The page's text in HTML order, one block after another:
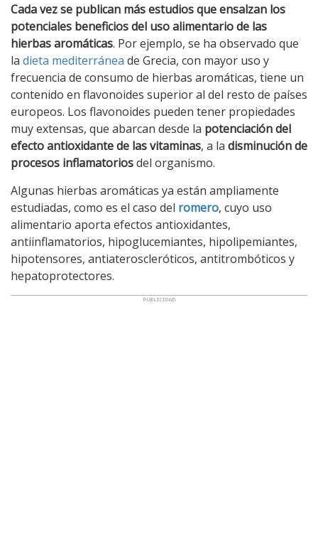
Cada vez se publican más estudios que ensalzan los
potenciales beneficios del uso alimentario de las
hierbas aromáticas. Por ejemplo, se ha observado que
la dieta mediterránea de Grecia, con mayor uso y
frecuencia de consumo de hierbas aromáticas, tiene un
contenido en flavonoides superior al del resto de países
europeos. Los flavonoides pueden tener propiedades
muy extensas, que abarcan desde la potenciación del
efecto antioxidante de las vitaminas, a la disminución de
procesos inflamatoriosdel organismo.
Algunas hierbas aromáticas ya están ampliamente
estudiadas, como es el caso del romero, cuyo uso
alimentario aporta efectos antioxidantes,
antiinflamatorios, hipoglucemiantes, hipolipemiantes,
hipotensores, antiateroscleróticos, antitrombóticos y
hepatoprotectores.